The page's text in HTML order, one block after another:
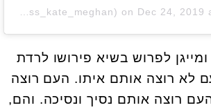
A post shared by Kate Middleton/Meghan Markle (@duchess_kate_meghan) on Dec 24, 2019
לפרוש בשיא פירושו לרדת
לא רוצה אותם איתו. העם רוצה
רוצה אותם נסיך ונסיכה. והם,